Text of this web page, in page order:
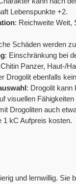
Lebenspunkte +2.
: Reichweite Weit,
Schäden werden
: Einschränkung bei
Panzer, Haut-/
Drogolit ebenfalls
: Drogolit kann
visuellen
Drogoliten auch
1 kC Aufpreis kosten.
und lernwillig.